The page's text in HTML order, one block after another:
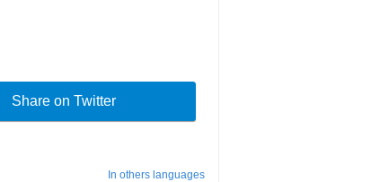
Share on Twitter
In others languages